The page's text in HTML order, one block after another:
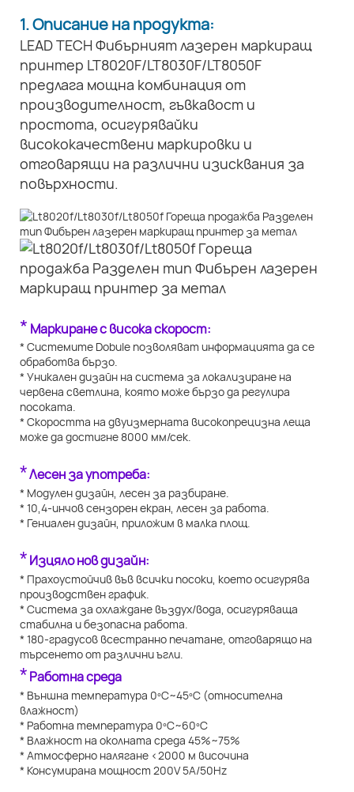
1. Описание на продукта:
LEAD TECH Фибърният лазерен маркиращ
принтер LT8020F/LT8030F/LT8050F
предлага мощна комбинация от
производителност, гъвкавост и
простота, осигурявайки
висококачествени маркировки и
отговарящи на различни изисквания за
повърхности.
* Маркиране с висока скорост:
* Системите Dobule позволяват информацията да се
обработва бързо.
* Уникален дизайн на система за локализиране на
червена светлина, която може бързо да регулира
посоката.
* Скоростта на двуизмерната високопрецизна леща
може да достигне 8000 мм/сек.
*Лесен за употреба:
* Модулен дизайн, лесен за разбиране.
* 10,4-инчов сензорен екран, лесен за работа.
* Гениален дизайн, приложим в малка площ.
*Изцяло нов дизайн:
* Прахоустойчив във всички посоки, което осигурява
производствен график.
* Система за охлаждане въздух/вода, осигуряваща
стабилна и безопасна работа.
* 180-градусов всестранно печатане, отговарящо на
търсенето от различни ъгли.
*Работна среда
* Външна температура 0ºC~45ºC (относителна
влажност)
* Работна температура 0ºC~60ºC
* Влажност на околната среда 45%~75%
* Атмосферно налягане <2000 м височина
* Консумирана мощност 200V 5A/50Hz